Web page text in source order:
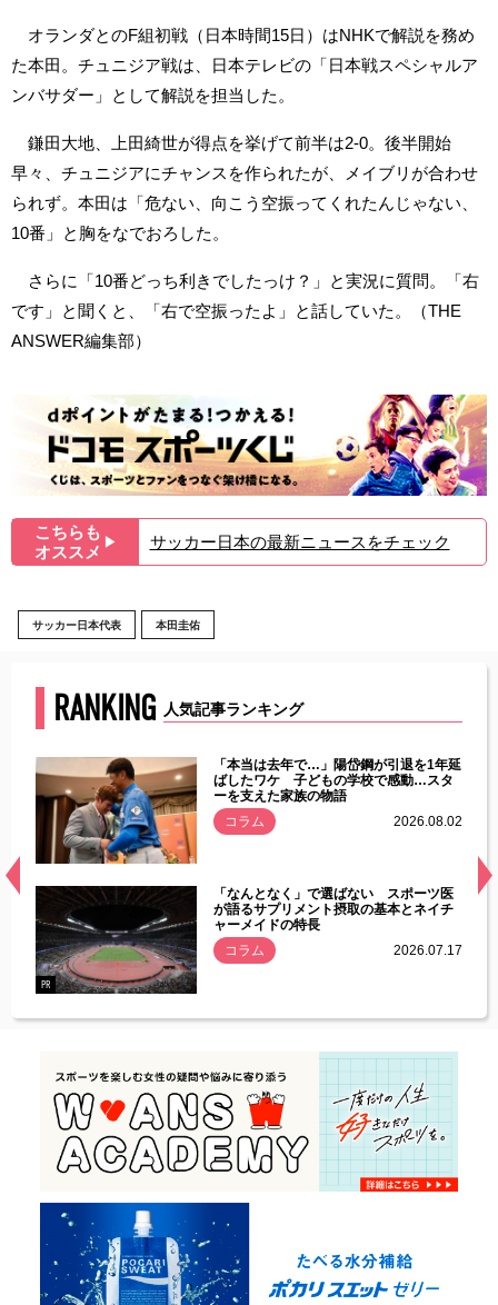
オランダとのF組初戦（日本時間15日）はNHKで解説を務め
た本田。チュニジア戦は、日本テレビの「日本戦スペシャルア
ンバサダー」として解説を担当した。
鎌田大地、上田綺世が得点を挙げて前半は2-0。後半開始
早々、チュニジアにチャンスを作られたが、メイブリが合わせ
られず。本田は「危ない、向こう空振ってくれたんじゃない、
10番」と胸をなでおろした。
さらに「10番どっち利きでしたっけ？」と実況に質問。「右
です」と聞くと、「右で空振ったよ」と話していた。（THE
ANSWER編集部）
こちらも
オススメ ▶︎ サッカー日本の最新ニュースをチェック
サッカー日本代表 本田圭佑
RANKING 人気記事ランキング
常
「本当は去年で…」陽岱鋼が引退を1年延
ばしたワケ 子どもの学校で感動…スタ
ーを支えた家族の物語
コラム
2026.08.02
PR
「なんとなく」で選ばない スポーツ医
が語るサプリメント摂取の基本とネイチ
ャーメイドの特長
コラム
2026.07.17